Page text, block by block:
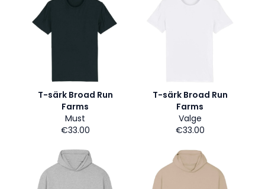
T-särk Broad Run
Farms
Must
€33.00
T-särk Broad Run
Farms
Valge
€33.00